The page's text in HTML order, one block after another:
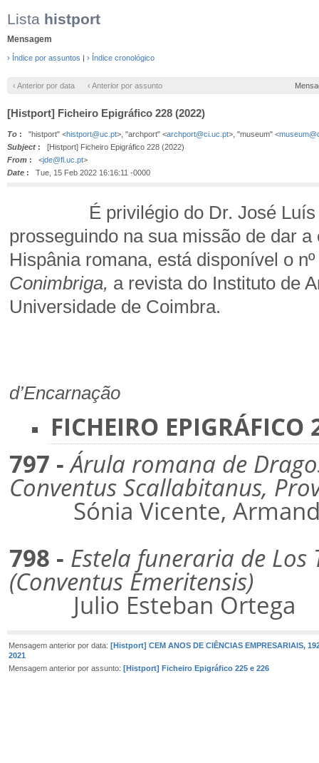
Lista histport
Mensagem
› Índice por assuntos | › Índice cronológico
‹ Anterior por data ‹ Anterior por assunto
[Histport] Ficheiro Epigráfico 228 (2022)
To : "histport" <histport@uc.pt>, "archport" <archport@ci.uc.pt>, "museum" <
Subject : [Histport] Ficheiro Epigráfico 228 (2022)
From : <jde@fl.uc.pt>
Date : Tue, 15 Feb 2022 16:16:11 -0000
É privilégio do Dr. José Luís
prosseguindo na sua missão de dar
Hispânia romana, está disponível o
Conimbriga, a revista do Instituto de
Universidade de Coimbra.
d’Encarnação
FICHEIRO
797 -Árula romana de
Conventus Scallabitanus,
Sónia Vicente,
798 - Estela funeraria de Los
(Conventus Emeritensis)
Julio Esteban Ortega
Mensagem anterior por data: [Histport] CEM ANOS DE CIÊNCIAS EMPRESARIAIS,
2021
Mensagem anterior por assunto: [Histport] Ficheiro Epigráfico 225 e 226